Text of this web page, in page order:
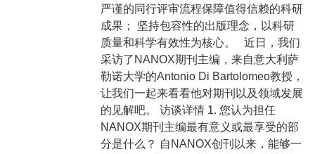
严谨的同行评审流程保障值得信赖的科研
成果； 坚持包容性的出版理念，以科研
质量和科学有效性为核心。 近日，我们
采访了NANOX期刊主编，来自意大利萨
勒诺大学的Antonio Di Bartolomeo教授，
让我们一起来看看他对期刊以及领域发展
的见解吧。 访谈详情 1. 您认为担任
NANOX期刊主编最有意义或最享受的部
分是什么？ 自NANOX创刊以来，能够一